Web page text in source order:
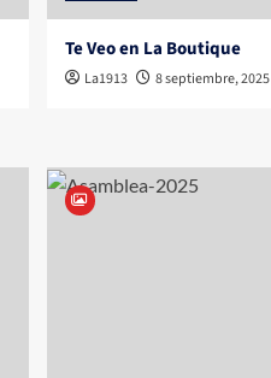
Te Veo en La Boutique
La1913 8 septiembre, 2025